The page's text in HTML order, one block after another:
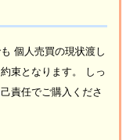
個人売買の現状渡し
束となります。 しっ
責任でご購入くださ